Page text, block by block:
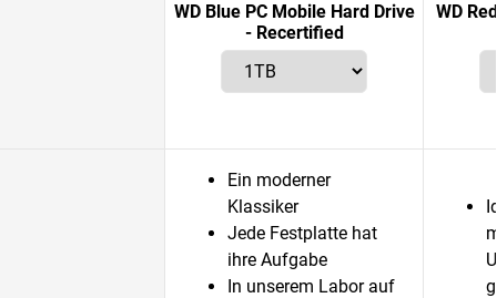
WD Blue PC Mobile Hard Drive
- Recertified
WD
Ein moderner
Klassiker
Jede Festplatte hat
ihre Aufgabe
In unserem Labor auf